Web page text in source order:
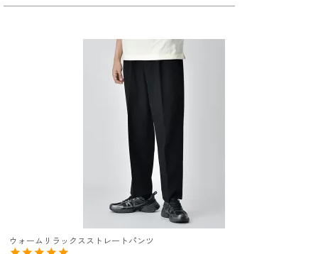
ウォームリラックスストレートパンツ